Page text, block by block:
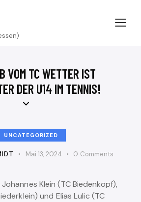
VOM TC WETTER IST
DER U14 IM TENNIS!
UNCATEGORIZED
Mai 13, 2024 0 Comments
Klein (TC Biedenkopf),
und Elias Lulic (TC